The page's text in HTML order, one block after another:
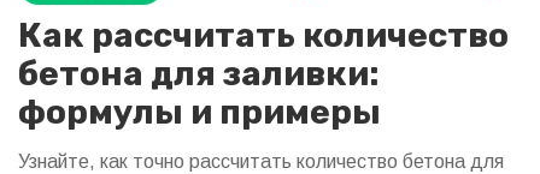
Как рассчитать количество
бетона для заливки:
формулы и примеры
Узнайте, как точно рассчитать количество бетона для